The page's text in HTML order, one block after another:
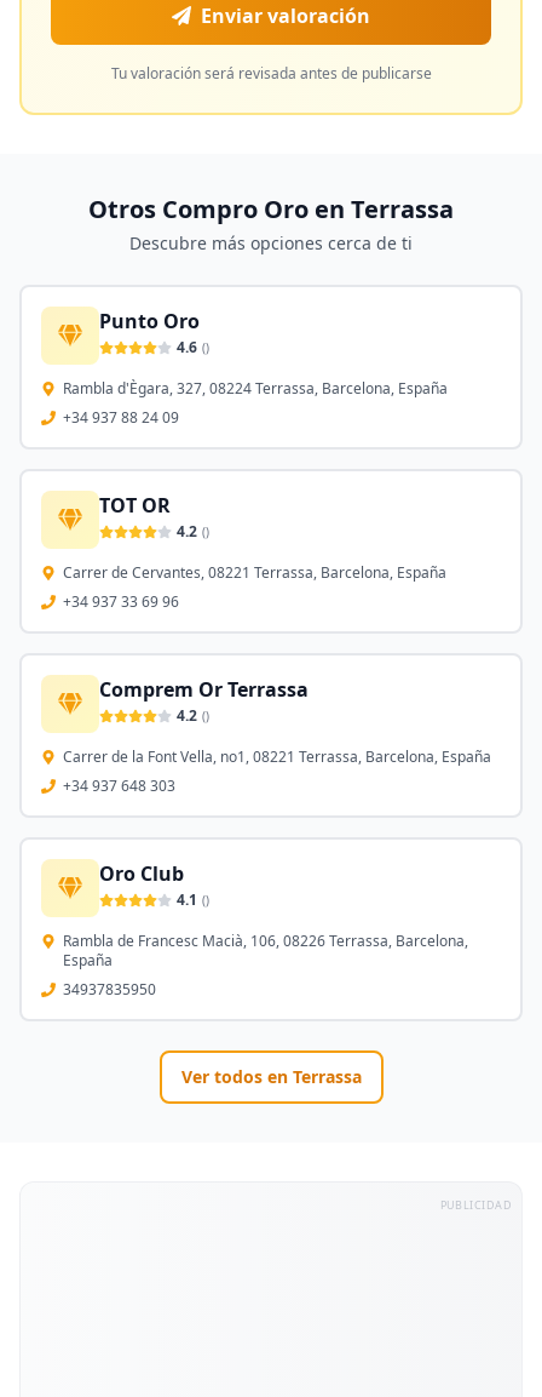
Enviar valoración
Tu valoración será revisada antes de publicarse
Otros Compro Oro en Terrassa
Descubre más opciones cerca de ti
Punto Oro
4.6 ()
Rambla d'Ègara, 327, 08224 Terrassa, Barcelona, España
+34 937 88 24 09
TOT OR
4.2 ()
Carrer de Cervantes, 08221 Terrassa, Barcelona, España
+34 937 33 69 96
Comprem Or Terrassa
4.2 ()
Carrer de la Font Vella, no1, 08221 Terrassa, Barcelona, España
+34 937 648 303
Oro Club
4.1 ()
Rambla de Francesc Macià, 106, 08226 Terrassa, Barcelona,
España
34937835950
Ver todos en Terrassa
PUBLICIDAD